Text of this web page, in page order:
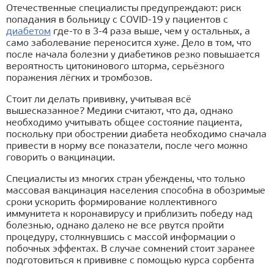
Отечественные специалисты предупреждают: риск
попадания в больницу с COVID-19 у пациентов с
диабетом где-то в 3-4 раза выше, чем у остальных, а
само заболевание переносится хуже. Дело в том, что
после начала болезни у диабетиков резко повышается
вероятность цитокинового шторма, серьёзного
поражения лёгких и тромбозов.
Стоит ли делать прививку, учитывая всё
вышесказанное? Медики считают, что да, однако
необходимо учитывать общее состояние пациента,
поскольку при обострении диабета необходимо сначала
привести в норму все показатели, после чего можно
говорить о вакцинации.
Специалисты из многих стран убеждены, что только
массовая вакцинация населения способна в обозримые
сроки ускорить формирование коллективного
иммунитета к коронавирусу и приблизить победу над
болезнью, однако далеко не все рвутся пройти
процедуру, столкнувшись с массой информации о
побочных эффектах. В случае сомнений стоит заранее
подготовиться к прививке с помощью курса сорбента